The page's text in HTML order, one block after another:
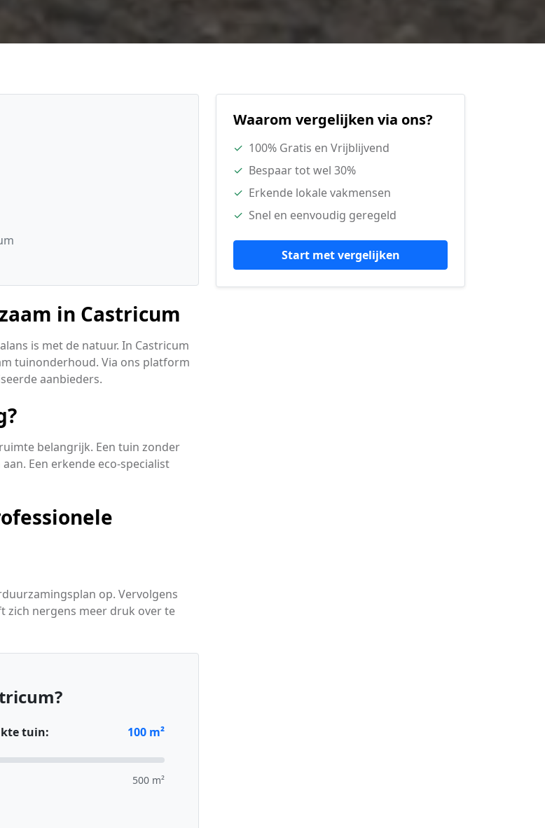
in Castricum
is met de natuur. In Castricum
tuinonderhoud. Via ons platform
aanbieders.
belangrijk. Een tuin zonder
Een erkende eco-specialist
op. Vervolgens
zich nergens meer druk over te
tuin: 100 m²
500 m²
Waarom vergelijken via ons?
✓ 100% Gratis en Vrijblijvend
✓ Bespaar tot wel 30%
✓ Erkende lokale vakmensen
✓ Snel en eenvoudig geregeld
Start met vergelijken